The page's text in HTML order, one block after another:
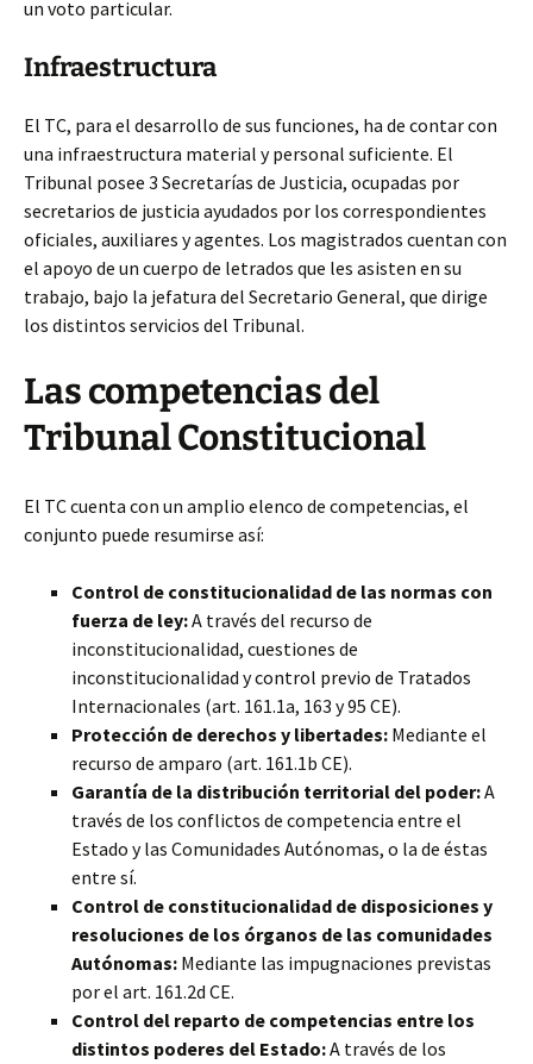
un voto particular.
Infraestructura
El TC, para el desarrollo de sus funciones, ha de contar con
una infraestructura material y personal suficiente. El
Tribunal posee 3 Secretarías de Justicia, ocupadas por
secretarios de justicia ayudados por los correspondientes
oficiales, auxiliares y agentes. Los magistrados cuentan con
el apoyo de un cuerpo de letrados que les asisten en su
trabajo, bajo la jefatura del Secretario General, que dirige
los distintos servicios del Tribunal.
Las competencias del
Tribunal Constitucional
El TC cuenta con un amplio elenco de competencias, el
conjunto puede resumirse así:
Control de constitucionalidad de las normas con
fuerza de ley:A través del recurso de
inconstitucionalidad, cuestiones de
inconstitucionalidad y control previo de Tratados
Internacionales (art. 161.1a, 163 y 95 CE).
Protección de derechos y libertades: Mediante el
recurso de amparo (art. 161.1b CE).
Garantía de la distribución territorial del poder:A
través de los conflictos de competencia entre el
Estado y las Comunidades Autónomas, o la de éstas
entre sí.
Control de constitucionalidad de disposiciones y
resoluciones de los órganos de las comunidades
Autónomas: Mediante las impugnaciones previstas
por el art. 161.2d CE.
Control del reparto de competencias entre los
distintos poderes del Estado:A través de los